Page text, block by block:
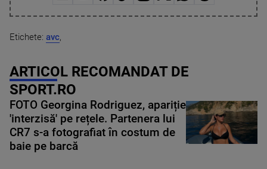
Etichete: avc,
ARTICOL RECOMANDAT DE
SPORT.RO
FOTO Georgina Rodriguez, apariție
'interzisă' pe rețele. Partenera lui
CR7 s-a fotografiat în costum de
baie pe barcă